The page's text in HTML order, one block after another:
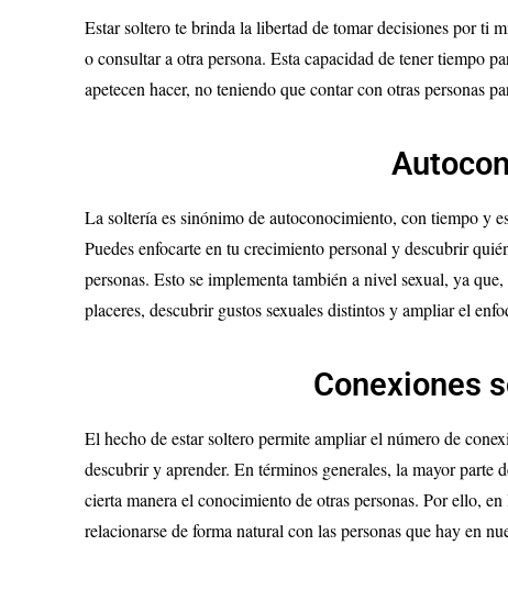
Estar soltero te brinda la libertad de tomar decisiones por ti
o consultar a otra persona. Esta capacidad de tener tiempo
apetecen hacer, no teniendo que contar con otras personas
La soltería es sinónimo de autoconocimiento, con tiempo y
Puedes enfocarte en tu crecimiento personal y descubrir
personas. Esto se implementa también a nivel sexual, ya
placeres, descubrir gustos sexuales distintos y ampliar el
Conexiones
El hecho de estar soltero permite ampliar el número de
descubrir y aprender. En términos generales, la mayor parte
cierta manera el conocimiento de otras personas. Por ello,
relacionarse de forma natural con las personas que hay en